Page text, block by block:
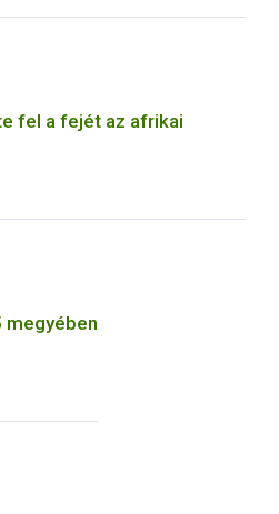
fel a fejét az afrikai
megyében